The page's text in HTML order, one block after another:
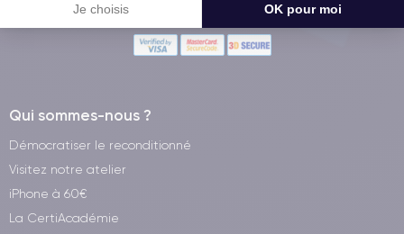
Je choisis OK pour moi
Paiement 100% sécurisé
Qui sommes-nous ?
Démocratiser le reconditionné
Visitez notre atelier
iPhone à 60€
La CertiAcadémie